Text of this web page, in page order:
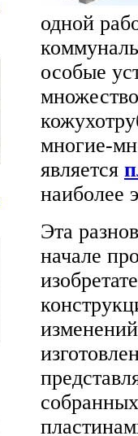
одной
особые
многие-
является
наиболее
Эта
начале